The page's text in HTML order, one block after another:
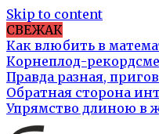
Skip to content
СВЕЖАК
Как влюбить в
Корнеплод-
Правда разная,
Обратная сторона
Упрямство длиною в